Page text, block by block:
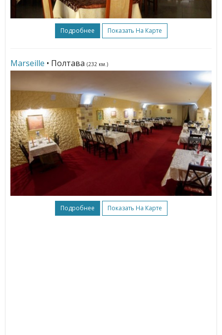
Подробнее Показать На Карте
Marseille • Полтава (232 км.)
Подробнее Показать На Карте